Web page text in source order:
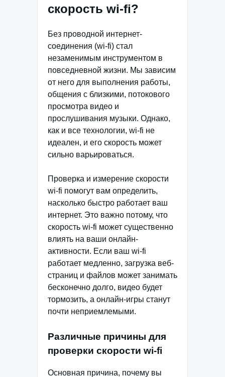
скорость wi-fi?
Без проводной интернет-
соединения (wi-fi) стал
незаменимым инструментом в
повседневной жизни. Мы зависим
от него для выполнения работы,
общения с близкими, потокового
просмотра видео и
прослушивания музыки. Однако,
как и все технологии, wi-fi не
идеален, и его скорость может
сильно варьироваться.
Проверка и измерение скорости
wi-fi помогут вам определить,
насколько быстро работает ваш
интернет. Это важно потому, что
скорость wi-fi может существенно
влиять на ваши онлайн-
активности. Если ваш wi-fi
работает медленно, загрузка веб-
страниц и файлов может занимать
бесконечно долго, видео будет
тормозить, а онлайн-игры станут
почти неприемлемыми.
Различные причины для
проверки скорости wi-fi
Основная причина, почему вы